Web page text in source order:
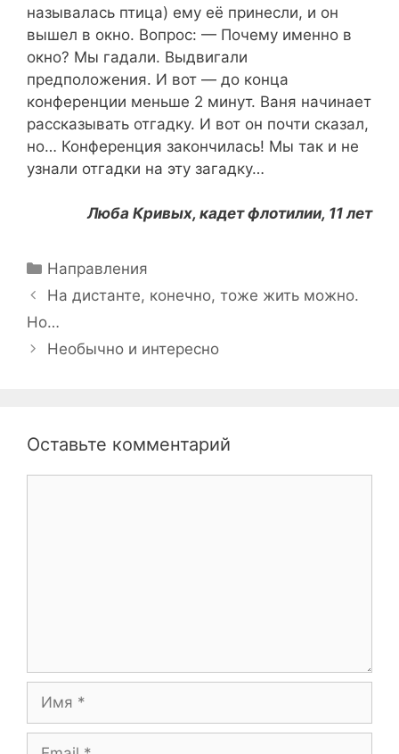
называлась птица) ему её принесли, и он
вышел в окно. Вопрос: — Почему именно в
окно? Мы гадали. Выдвигали
предположения. И вот — до конца
конференции меньше 2 минут. Ваня начинает
рассказывать отгадку. И вот он почти сказал,
но… Конференция закончилась! Мы так и не
узнали отгадки на эту загадку…
Люба Кривых, кадет флотилии, 11 лет
Рубрики
Направления
Навигация
записи
На дистанте, конечно, тоже жить можно.
Но…
Необычно и интересно
Оставьте комментарий
Имя
Email